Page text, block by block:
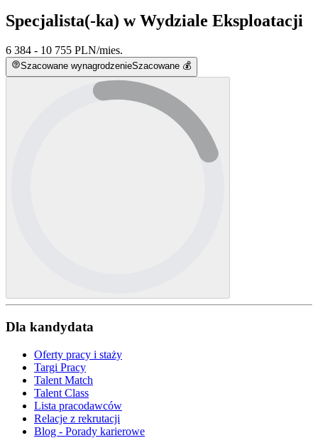
Specjalista(-ka) w Wydziale Eksploatacji
6 384 - 10 755 PLN/mies.
Szacowane wynagrodzenieSzacowane 💰
Dla kandydata
Oferty pracy i staży
Targi Pracy
Talent Match
Talent Class
Lista pracodawców
Relacje z rekrutacji
Blog - Porady karierowe